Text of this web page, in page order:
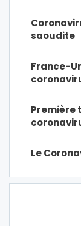
saoudite
France-
Première
Le